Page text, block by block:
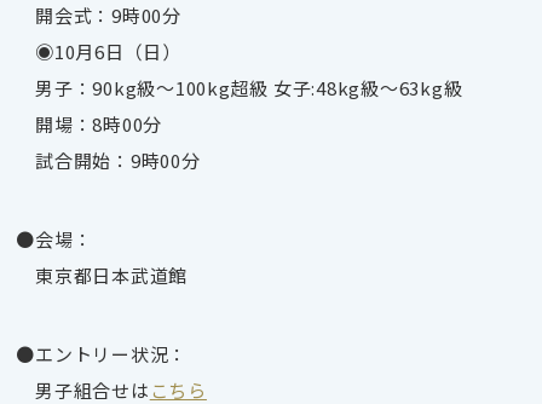
開会式：9時00分
◉10月6日（日）
男子：90kg級～100kg超級 女子:48kg級～63kg級
開場：8時00分
試合開始：9時00分
●会場：
東京都日本武道館
●エントリー状況：
男子組合せは こちら